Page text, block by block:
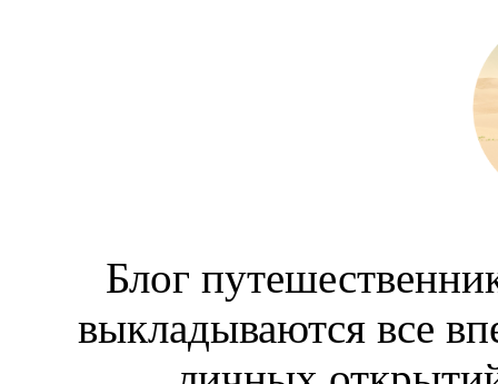
Блог
выкладываются все